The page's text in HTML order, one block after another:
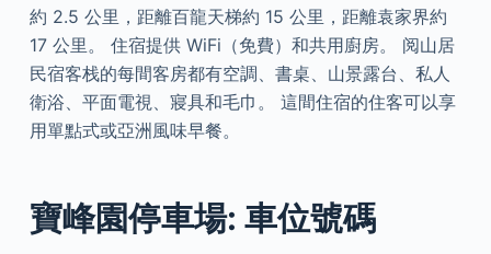
約 2.5 公里，距離百龍天梯約 15 公里，距離袁家界約
17 公里。 住宿提供 WiFi（免費）和共用廚房。 阅山居
民宿客栈的每間客房都有空調、書桌、山景露台、私人
衛浴、平面電視、寢具和毛巾。 這間住宿的住客可以享
用單點式或亞洲風味早餐。
寶峰園停車場: 車位號碼